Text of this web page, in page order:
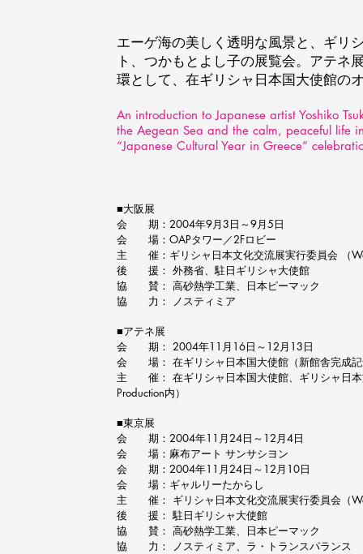
エーゲ海の美しく透明な風景と、ギリ
ト、つかもとよし子の展覧会。アテネ
環として、在ギリシャ日本国大使館の
An introduction to Japanese artist Yoshiko
the Aegean Sea and the calm, peaceful life
“Japanese Cultural Year in Greece”
■大阪展
会 期：2004年9月3日～9月5日
会 場：OAPタワー／2Fロビー
主 催：ギリシャ日本文化交流展実行委員会 （
後 援： 外務省、駐日ギリシャ大使館
協 賛： 高砂熱学工業、日本ピーマック
協 力： ノスティミア
■アテネ展
会 期： 2004年11月16日～12月13日
会 場： 在ギリシャ日本国大使館（新館舎完成記
主 催： 在ギリシャ日本国大使館、ギリシャ日本
Production内）
■東京展
会 期：2004年11月24日～12月4日
会 場：麻布アート サンサシヨン
会 期：2004年11月24日～12月10日
会 場：ギャルリーたからし
主 催： ギリシャ日本文化交流展実行委員会（
後 援： 駐日ギリシャ大使館
協 賛： 高砂熱学工業、日本ピーマック
協 力： ノスティミア、ラ・トランスパランス